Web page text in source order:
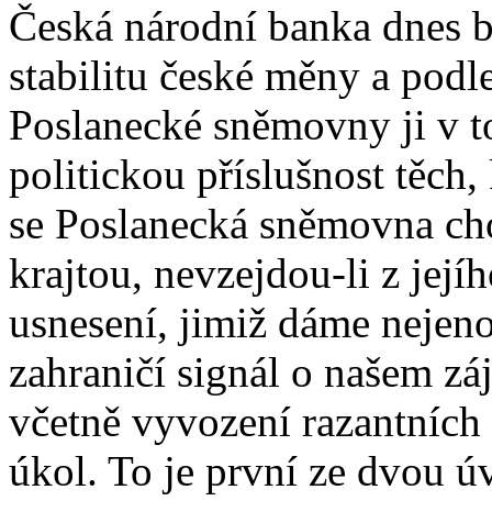
Česká národní banka dnes
stabilitu české měny a
Poslanecké sněmovny ji v
politickou příslušnost
se Poslanecká sněmovna
krajtou, nevzejdou-li z
usnesení, jimiž dáme
zahraničí signál o našem
včetně vyvození
úkol. To je první ze dvou